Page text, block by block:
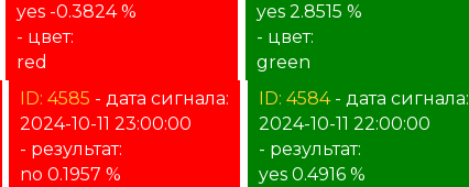
yes -0.3824 %
- цвет:
red
yes 2.8515 %
- цвет:
green
ID: 4585 - дата сигнала:
2024-10-11 23:00:00
- результат:
no 0.1957 %
ID: 4584- дата сигнала:
2024-10-11 22:00:00
- результат:
yes 0.4916 %